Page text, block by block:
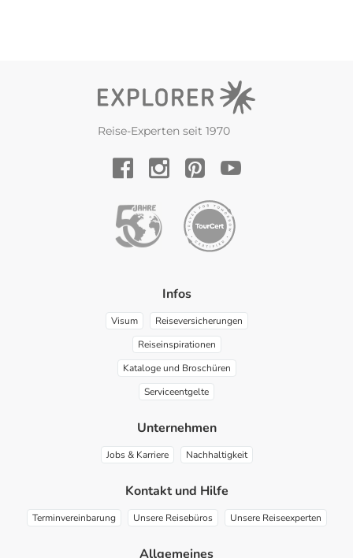
Reise-Experten seit 1970
Infos
Visum
Reiseversicherungen
Reiseinspirationen
Kataloge und Broschüren
Serviceentgelte
Unternehmen
Jobs & Karriere Nachhaltigkeit
Kontakt und Hilfe
Terminvereinbarung Unsere Reisebüros Unsere Reiseexperten
Allgemeines